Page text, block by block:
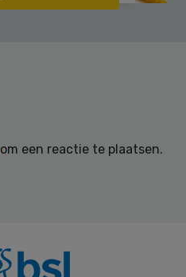
om een reactie te plaatsen.